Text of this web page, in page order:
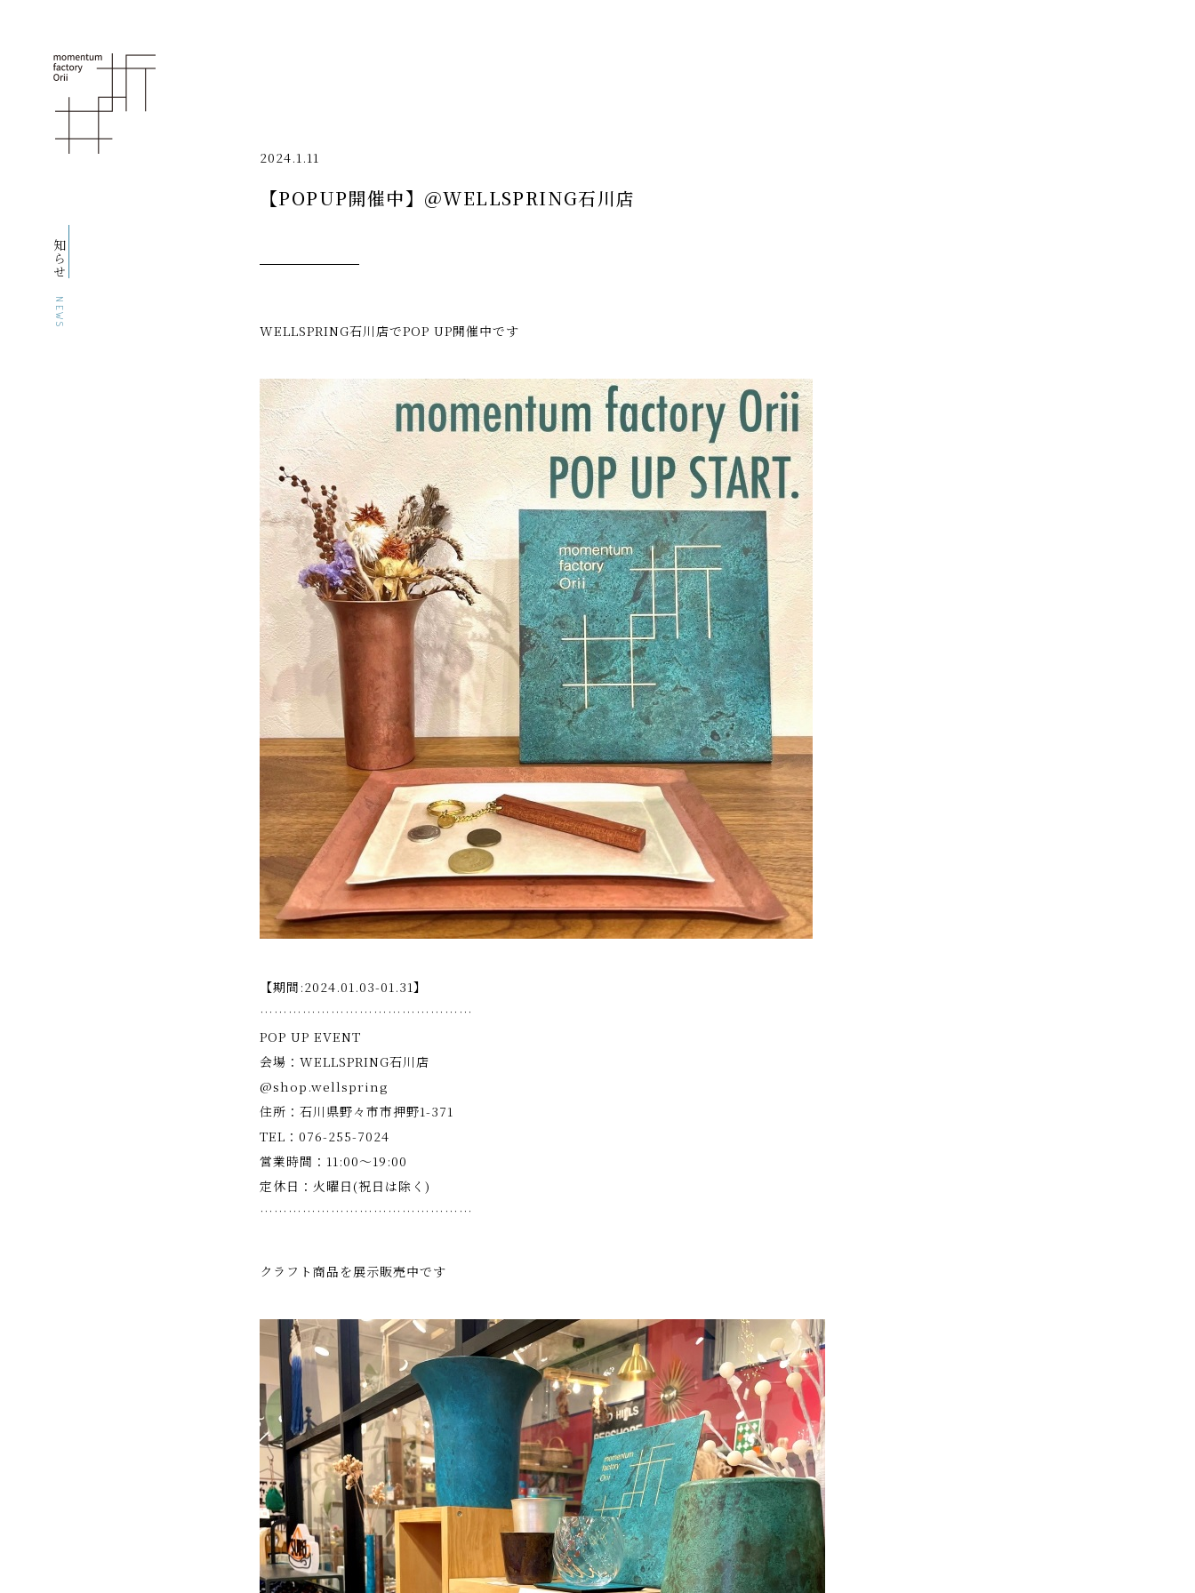
お知らせ
NEWS
2024.1.11
【POPUP開催中】＠WELLSPRING石川店
WELLSPRING石川店でPOP UP開催中です
【期間:2024.01.03-01.31】
………………………………………
POP UP EVENT
会場：WELLSPRING石川店
@shop.wellspring
住所：石川県野々市市押野1-371
TEL：076-255-7024
営業時間：11:00～19:00
定休日：火曜日(祝日は除く)
………………………………………
クラフト商品を展示販売中です